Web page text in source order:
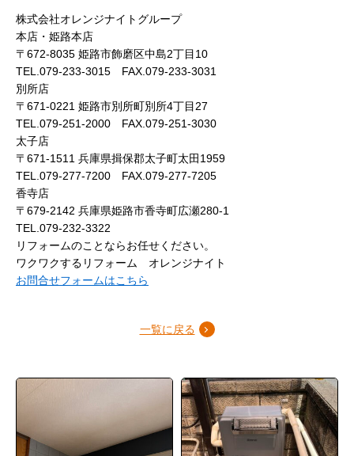
株式会社オレンジナイトグループ
本店・姫路本店
〒672-8035 姫路市飾磨区中島2丁目10
TEL.079-233-3015 FAX.079-233-3031
別所店
〒671-0221 姫路市別所町別所4丁目27
TEL.079-251-2000 FAX.079-251-3030
太子店
〒671-1511 兵庫県揖保郡太子町太田1959
TEL.079-277-7200 FAX.079-277-7205
香寺店
〒679-2142 兵庫県姫路市香寺町広瀬280-1
TEL.079-232-3322
リフォームのことならお任せください。
ワクワクするリフォーム オレンジナイト
お問合せフォームはこちら
一覧に戻る